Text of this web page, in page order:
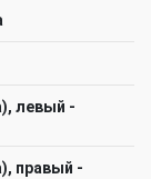
левый -
правый -